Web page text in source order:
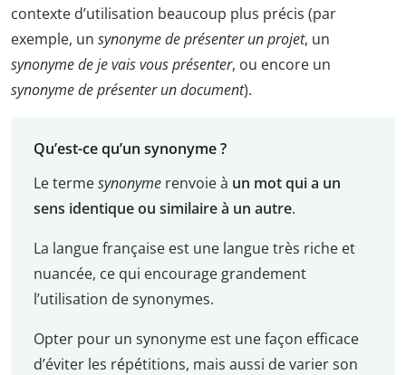
contexte d’utilisation beaucoup plus précis (par
exemple, un synonyme de présenter un projet, un
synonyme de je vais vous présenter, ou encore un
synonyme de présenter un document).
Qu’est-ce qu’un synonyme ?
Le termesynonymerenvoie à un mot qui a un
sens identique ou similaire à un autre.
La langue française est une langue très riche et
nuancée, ce qui encourage grandement
l’utilisation de synonymes.
Opter pour un synonyme est une façon efficace
d’éviter les répétitions, mais aussi de varier son